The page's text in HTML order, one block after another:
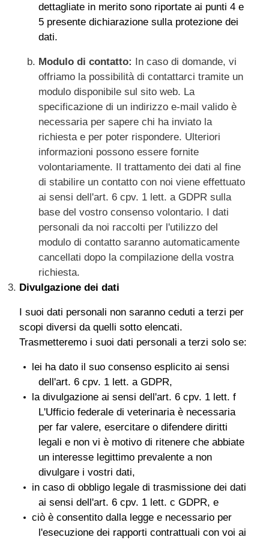
dettagliate in merito sono riportate ai punti 4 e
5 presente dichiarazione sulla protezione dei
dati.
Modulo di contatto: In caso di domande, vi
offriamo la possibilità di contattarci tramite un
modulo disponibile sul sito web. La
specificazione di un indirizzo e-mail valido è
necessaria per sapere chi ha inviato la
richiesta e per poter rispondere. Ulteriori
informazioni possono essere fornite
volontariamente. Il trattamento dei dati al fine
di stabilire un contatto con noi viene effettuato
ai sensi dell'art. 6 cpv. 1 lett. a GDPR sulla
base del vostro consenso volontario. I dati
personali da noi raccolti per l'utilizzo del
modulo di contatto saranno automaticamente
cancellati dopo la compilazione della vostra
richiesta.
Divulgazione dei dati
I suoi dati personali non saranno ceduti a terzi per
scopi diversi da quelli sotto elencati.
Trasmetteremo i suoi dati personali a terzi solo se:
lei ha dato il suo consenso esplicito ai sensi
dell'art. 6 cpv. 1 lett. a GDPR,
la divulgazione ai sensi dell'art. 6 cpv. 1 lett. f
L'Ufficio federale di veterinaria è necessaria
per far valere, esercitare o difendere diritti
legali e non vi è motivo di ritenere che abbiate
un interesse legittimo prevalente a non
divulgare i vostri dati,
in caso di obbligo legale di trasmissione dei dati
ai sensi dell'art. 6 cpv. 1 lett. c GDPR, e
ciò è consentito dalla legge e necessario per
l'esecuzione dei rapporti contrattuali con voi ai